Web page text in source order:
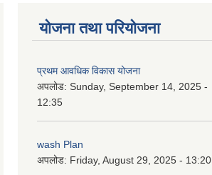
योजना तथा परियोजना
प्रथम आवधिक विकास योजना
अपलोड: Sunday, September 14, 2025 -
12:35
wash Plan
अपलोड: Friday, August 29, 2025 - 13:20